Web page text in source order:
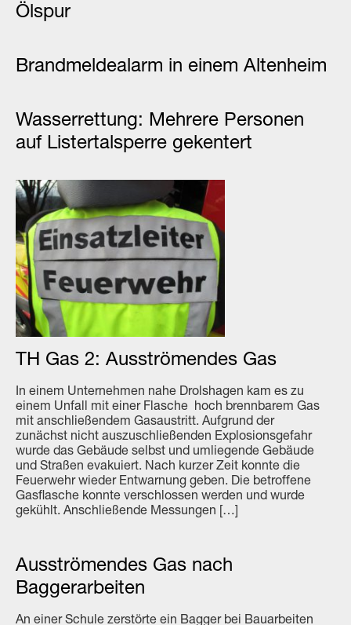
Ölspur
Brandmeldealarm in einem Altenheim
Wasserrettung: Mehrere Personen
auf Listertalsperre gekentert
TH Gas 2: Ausströmendes Gas
In einem Unternehmen nahe Drolshagen kam es zu
einem Unfall mit einer Flasche hoch brennbarem Gas
mit anschließendem Gasaustritt. Aufgrund der
zunächst nicht auszuschließenden Explosionsgefahr
wurde das Gebäude selbst und umliegende Gebäude
und Straßen evakuiert. Nach kurzer Zeit konnte die
Feuerwehr wieder Entwarnung geben. Die betroffene
Gasflasche konnte verschlossen werden und wurde
gekühlt. Anschließende Messungen […]
Ausströmendes Gas nach
Baggerarbeiten
An einer Schule zerstörte ein Bagger bei Bauarbeiten